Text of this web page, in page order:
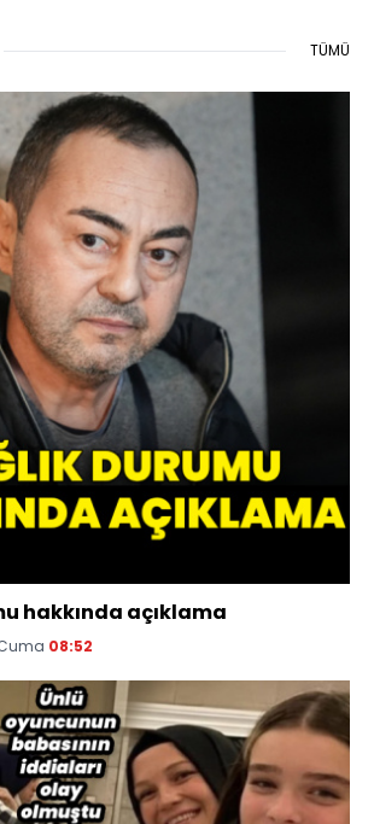
TÜMÜ
hakkında açıklama
08:52